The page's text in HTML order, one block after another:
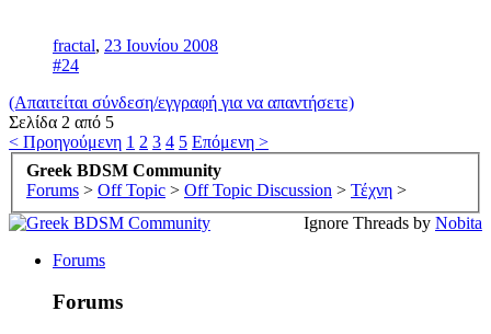
fractal, 23 Ιουνίου 2008
#24
(Απαιτείται σύνδεση/εγγραφή για να απαντήσετε)
Σελίδα 2 από 5
< Προηγούμενη 1 2 3 4 5 Επόμενη >
Greek BDSM Community
Forums > Off Topic > Off Topic Discussion > Τέχνη >
Ignore Threads by Nobita
Forums
Forums